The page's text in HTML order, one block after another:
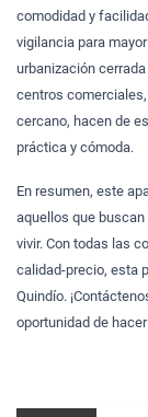
comodidad y
vigilancia para
urbanización
centros
cercano, hacen de
práctica y cómoda.
En resumen, este
aquellos que
vivir. Con todas las
calidad-precio, esta
Quindío.
oportunidad de